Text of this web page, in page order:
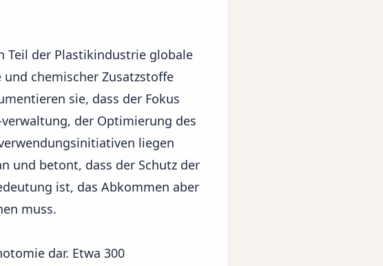
Teil der Plastikindustrie globale
chemischer Zusatzstoffe
sie, dass der Fokus
der Optimierung des
liegen
und betont, dass der Schutz der
ist, das Abkommen aber
muss.
dar. Etwa 300